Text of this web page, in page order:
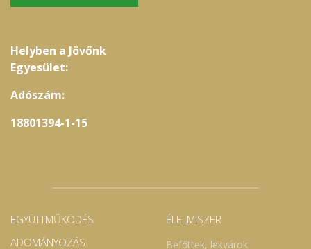
Helyben a Jövőnk
Egyesület:
Adószám:
18801394-1-15
EGYÜTTMŰKÖDÉS
ADOMÁNYOZÁS
ÉLELMISZER
Befőttek, lekvárok